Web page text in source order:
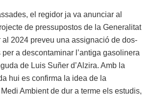
el regidor ja va anunciar al
de pressupostos de la Generalitat
al 2024 preveu una assignació de dos-
a descontaminar l’antiga gasolinera
de Luis Suñer d’Alzira. Amb la
hui es confirma la idea de la
Ambient de dur a terme els estudis,